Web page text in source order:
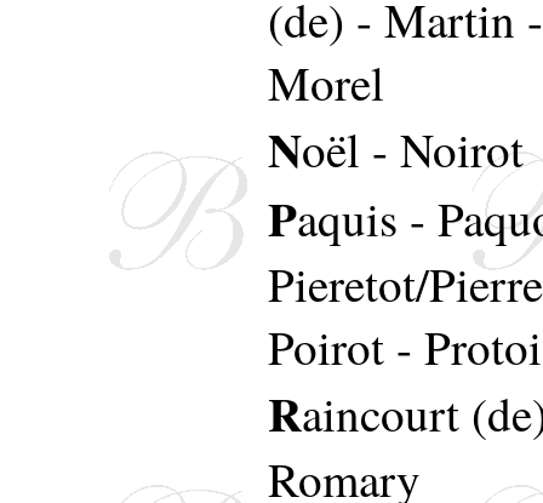
(de) - Martin
Morel
Noël - Noirot
Paquis -
Pieretot/
Poirot -
Raincourt
Romary